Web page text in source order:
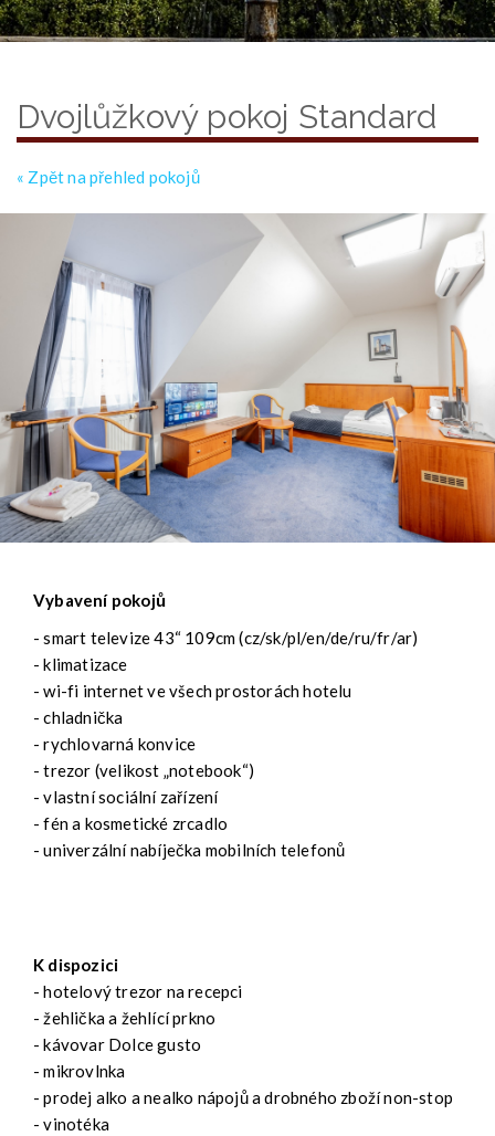
Dvojlůžkový pokoj Standard
« Zpět na přehled pokojů
Vybavení pokojů
- smart televize 43“ 109cm (cz/sk/pl/en/de/ru/fr/ar)
- klimatizace
- wi-fi internet ve všech prostorách hotelu
- chladnička
- rychlovarná konvice
- trezor (velikost „notebook“)
- vlastní sociální zařízení
- fén a kosmetické zrcadlo
- univerzální nabíječka mobilních telefonů
K dispozici
- hotelový trezor na recepci
- žehlička a žehlící prkno
- kávovar Dolce gusto
- mikrovlnka
- prodej alko a nealko nápojů a drobného zboží non-stop
- vinotéka